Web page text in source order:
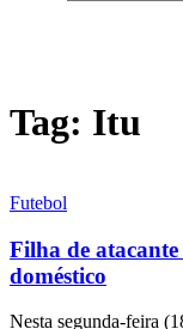
Tag: Itu
Futebol
Filha de
doméstico
Nesta segunda-feira